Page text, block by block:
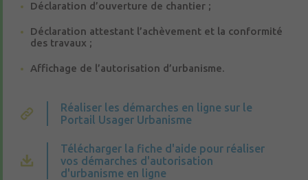
Déclaration d’ouverture de chantier ;
Déclaration attestant l’achèvement et la conformité
des travaux ;
Affichage de l’autorisation d’urbanisme.
Réaliser les démarches en ligne sur le
Portail Usager Urbanisme
Télécharger la fiche d'aide pour réaliser
vos démarches d'autorisation
d'urbanisme en ligne